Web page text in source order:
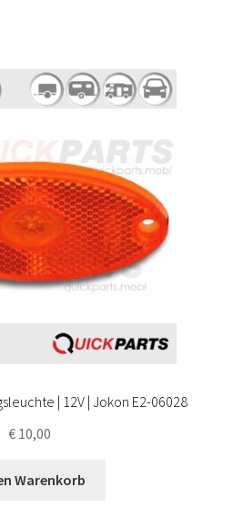
| 12V | Jokon E2-06028
€10,00
Warenkorb